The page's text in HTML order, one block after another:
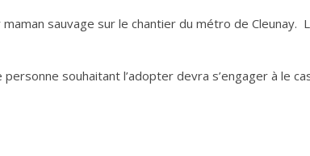
sauvage sur le chantier du métro de Cleunay.
souhaitant l’adopter devra s’engager à le